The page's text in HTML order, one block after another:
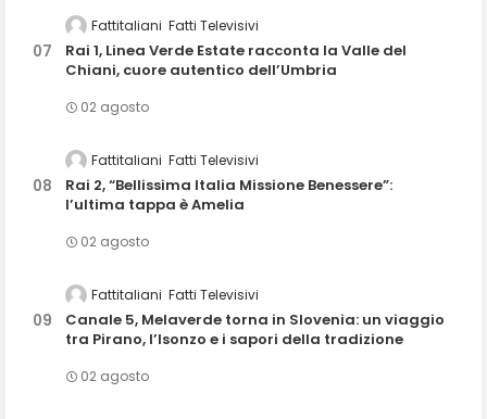
Fattitaliani Fatti Televisivi
Rai 1, Linea Verde Estate racconta la Valle del
Chiani, cuore autentico dell’Umbria
02 agosto
Fattitaliani Fatti Televisivi
Rai 2, “Bellissima Italia Missione Benessere”:
l’ultima tappa è Amelia
02 agosto
Fattitaliani Fatti Televisivi
Canale 5, Melaverde torna in Slovenia: un viaggio
tra Pirano, l’Isonzo e i sapori della tradizione
02 agosto